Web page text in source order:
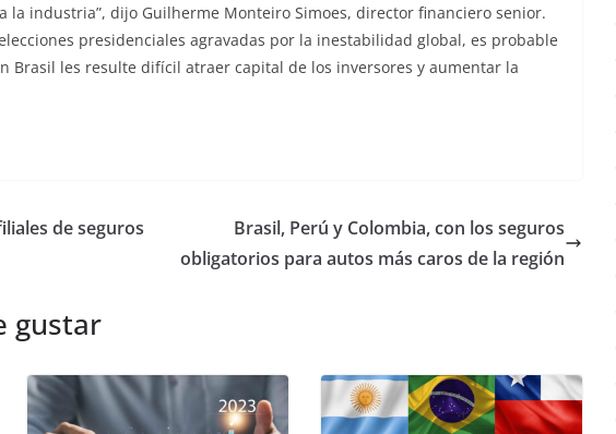
la industria”, dijo Guilherme Monteiro Simoes, director financiero senior.
presidenciales agravadas por la inestabilidad global, es probable
Brasil les resulte difícil atraer capital de los inversores y aumentar la
de seguros
Brasil, Perú y Colombia, con los seguros
obligatorios para autos más caros de la región
gustar